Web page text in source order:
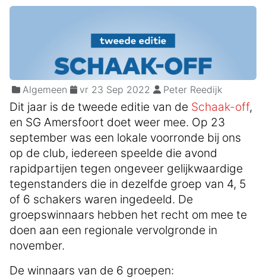
Algemeen vr 23 Sep 2022 Peter Reedijk
Dit jaar is de tweede editie van de Schaak-off,
en SG Amersfoort doet weer mee. Op 23
september was een lokale voorronde bij ons
op de club, iedereen speelde die avond
rapidpartijen tegen ongeveer gelijkwaardige
tegenstanders die in dezelfde groep van 4, 5
of 6 schakers waren ingedeeld. De
groepswinnaars hebben het recht om mee te
doen aan een regionale vervolgronde in
november.
De winnaars van de 6 groepen: